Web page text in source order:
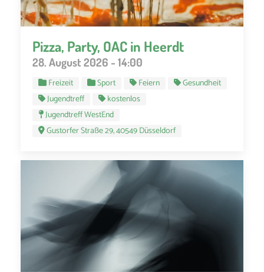
Pizza, Party, OAC in Heerdt
28. August 2026 - 14:00
Freizeit Sport Feiern
Gesundheit
Jugendtreff
kostenlos
Jugendtreff WestEnd
Gustorfer Straße 29, 40549 Düsseldorf